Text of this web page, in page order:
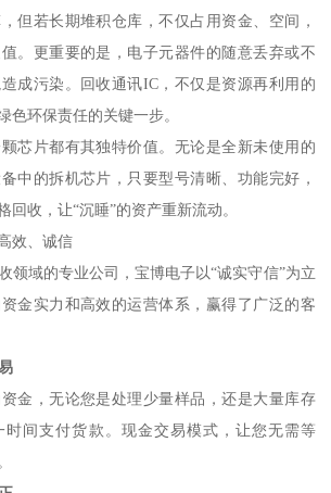
但若长期堆积仓库，不仅占用资金、空间，
。更重要的是，电子元器件的随意丢弃或不
成污染。回收通讯IC，不仅是资源再利用的
色环保责任的关键一步。
芯片都有其独特价值。无论是全新未使用的
中的拆机芯片，只要型号清晰、功能完好，
回收，让“沉睡”的资产重新流动。
效、诚信
领域的专业公司，宝博电子以“诚实守信”为立
金实力和高效的运营体系，赢得了广泛的客
金，无论您是处理少量样品，还是大量库存
时间支付货款。现金交易模式，让您无需等